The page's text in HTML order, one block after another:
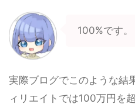
100%です。
実際ブログでこのような結
ィリエイトでは100万円を